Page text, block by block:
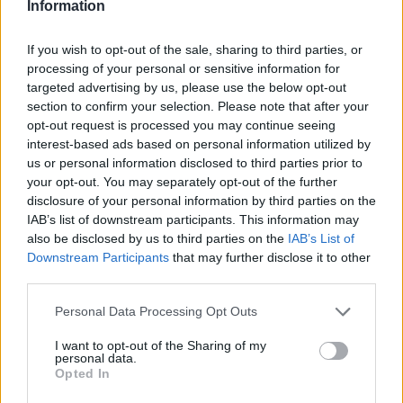
Information
If you wish to opt-out of the sale, sharing to third parties, or
processing of your personal or sensitive information for
targeted advertising by us, please use the below opt-out
section to confirm your selection. Please note that after your
opt-out request is processed you may continue seeing
interest-based ads based on personal information utilized by
us or personal information disclosed to third parties prior to
your opt-out. You may separately opt-out of the further
disclosure of your personal information by third parties on the
IAB’s list of downstream participants. This information may
also be disclosed by us to third parties on the IAB’s List of
Downstream Participants that may further disclose it to other
Please note that this website/app uses one or more Google
not limited to your visit or usage behaviour. You may click to
grant or deny consent to Google and its third-party tags to
use your data for below specified purposes in below Google
Personal Data Processing Opt Outs
I want to opt-out of the Sharing of my
personal data.
Opted In
körülményekről számoltak be a szolnoki börtönből
panaszok érkeztek a napokban, miután energiatakarékossági
intézkedéseket vezettek be...
Szolnok
2026.08.06. Horváth Zsolt